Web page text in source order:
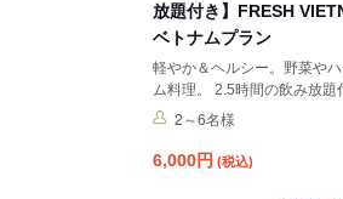
放題付き】FRESH
ベトナムプラン
軽やか＆ヘルシー。野菜や
ム料理。 2.5時間の飲み放題付き。虎ノ門での宴会、貸
切りにおすすめにぜひご検討
2～6名様
6,000円 (税込)